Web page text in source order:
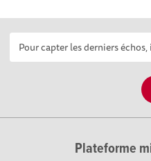
Plateforme